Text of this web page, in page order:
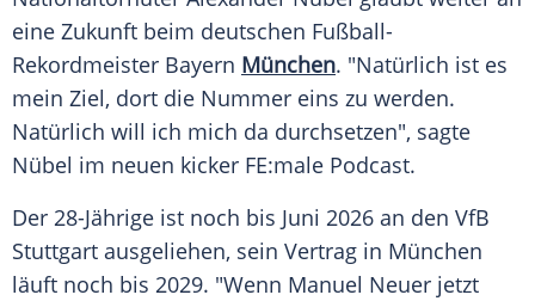
eine Zukunft beim deutschen Fußball-
Rekordmeister Bayern München. "Natürlich ist es
mein Ziel, dort die Nummer eins zu werden.
Natürlich will ich mich da durchsetzen", sagte
Nübel im neuen kicker FE:male Podcast.
Der 28-Jährige ist noch bis Juni 2026 an den VfB
Stuttgart ausgeliehen, sein Vertrag in München
läuft noch bis 2029. "Wenn Manuel Neuer jetzt